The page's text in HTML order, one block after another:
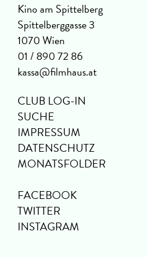
Kino am Spittelberg
Spittelberggasse 3
1070 Wien
01 / 890 72 86
kassa@filmhaus.at
CLUB LOG-IN
SUCHE
IMPRESSUM
DATENSCHUTZ
MONATSFOLDER
FACEBOOK
TWITTER
INSTAGRAM